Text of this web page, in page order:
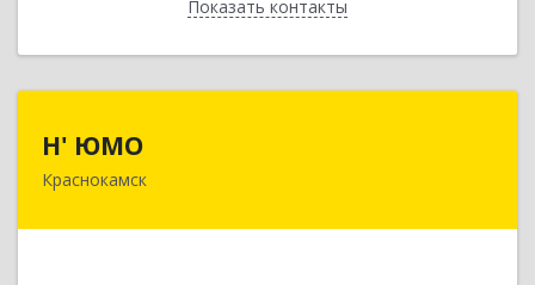
Показать контакты
Назад
Н' ЮМО
Краснокамск
617060, Пермский край, Краснокамский р-н,